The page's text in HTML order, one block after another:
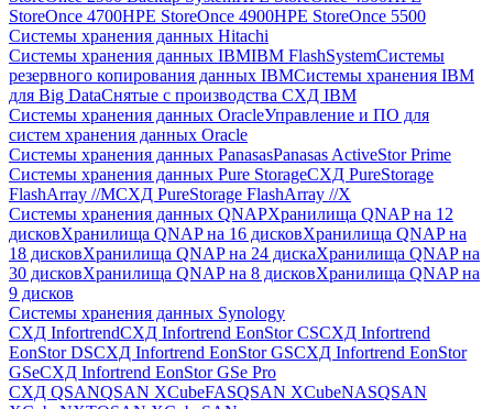
StoreOnce 4700HPE StoreOnce 4900HPE StoreOnce 5500
Системы хранения данных Hitachi
Системы хранения данных IBMIBM FlashSystemСистемы
резервного копирования данных IBMСистемы хранения IBM
для Big DataСнятые с производства СХД IBM
Системы хранения данных OracleУправление и ПО для
систем хранения данных Oracle
Системы хранения данных PanasasPanasas ActiveStor Prime
Системы хранения данных Pure StorageСХД PureStorage
FlashArray //MСХД PureStorage FlashArray //X
Системы хранения данных QNAPХранилища QNAP на 12
дисковХранилища QNAP на 16 дисковХранилища QNAP на
18 дисковХранилища QNAP на 24 дискаХранилища QNAP на
30 дисковХранилища QNAP на 8 дисковХранилища QNAP на
9 дисков
Системы хранения данных Synology
СХД InfortrendСХД Infortrend EonStor CSСХД Infortrend
EonStor DSСХД Infortrend EonStor GSСХД Infortrend EonStor
GSeСХД Infortrend EonStor GSe Pro
СХД QSANQSAN XCubeFASQSAN XCubeNASQSAN